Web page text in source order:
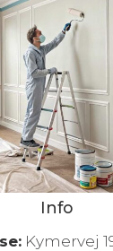
Info
Kymervej